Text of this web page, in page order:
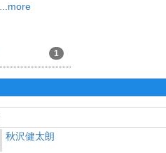
...more
1
秋沢健太朗